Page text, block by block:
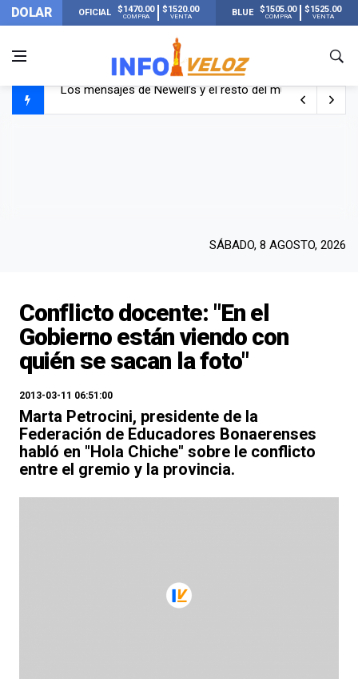
DOLAR OFICIAL $1470.00
COMPRA
$1520.00
VENTA BLUE $1505.00
COMPRA
$1525.00
VENTA
Murió Jorge Messi, el papá de Lionel Messi
SÁBADO, 8 AGOSTO, 2026
Conflicto docente: "En el
Gobierno están viendo con
quién se sacan la foto"
2013-03-11 06:51:00
Marta Petrocini, presidente de la
Federación de Educadores Bonaerenses
habló en "Hola Chiche" sobre le conflicto
entre el gremio y la provincia.